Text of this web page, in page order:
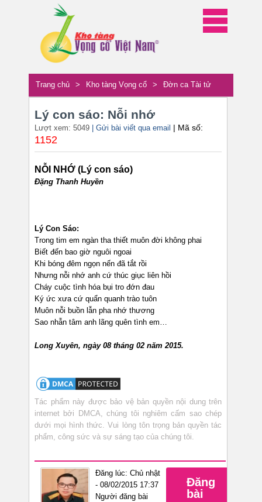
Trang chủ > Kho tàng Vọng cổ > Đờn ca Tài tử
Lý con sáo: Nỗi nhớ
Lượt xem: 5049 | Gửi bài viết qua email | Mã số:
1152
NỖI NHỚ (Lý con sáo)
Đặng Thanh Huyền
Lý Con Sáo:
Trong tim em ngàn tha thiết muôn đời không phai
Biết đến bao giờ nguôi ngoai
Khi bóng đêm ngọn nến đã tắt rồi
Nhưng nỗi nhớ anh cứ thúc giục liên hồi
Cháy cuộc tình hóa bụi tro đớn đau
Ký ức xưa cứ quẩn quanh trào tuôn
Muôn nỗi buồn lẫn pha nhớ thương
Sao nhẫn tâm anh lãng quên tình em…
Long Xuyên, ngày 08 tháng 02 năm 2015.
Tác phẩm này được bảo vệ bản quyền nội dung trên
internet bởi DMCA, chúng tôi nghiêm cấm sao chép
dưới mọi hình thức. Vui lòng tôn trọng bản quyền tác
phẩm, công sức và sự sáng tạo của chúng tôi.
Đăng lúc: Chủ nhật
- 08/02/2015 17:37
Người đăng bài
Đăng
bài